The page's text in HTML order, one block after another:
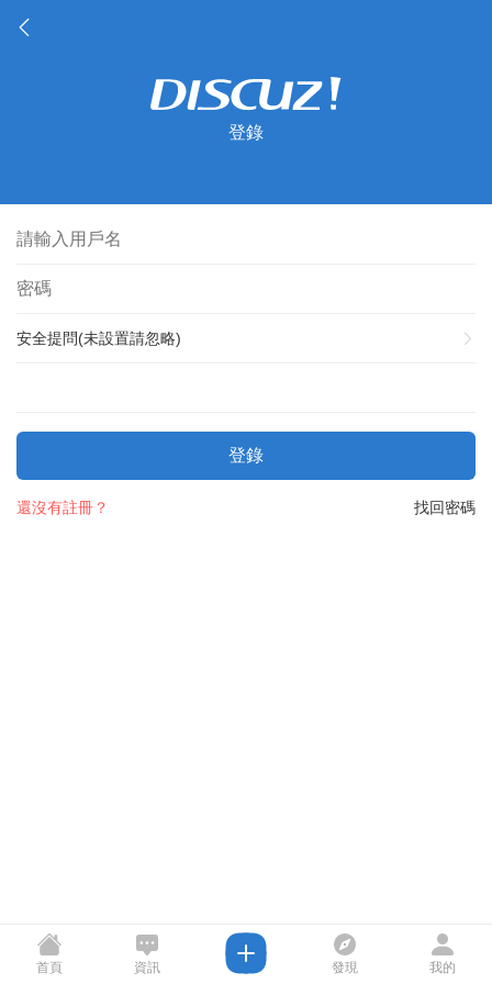
登錄
安全提問(未設置請忽略)
登錄
找回密碼
還沒有註冊？
首頁 資訊 發現 我的